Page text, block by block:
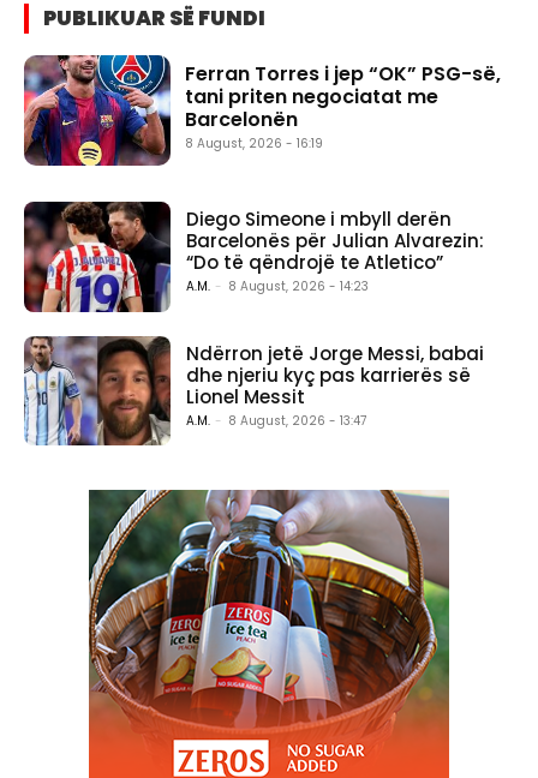
PUBLIKUAR SË FUNDI
Ferran Torres i jep “OK” PSG-së,
tani priten negociatat me
Barcelonën
8 August, 2026 - 16:19
Diego Simeone i mbyll derën
Barcelonës për Julian Alvarezin:
“Do të qëndrojë te Atletico”
A.M. - 8 August, 2026 - 14:23
Ndërron jetë Jorge Messi, babai
dhe njeriu kyç pas karrierës së
Lionel Messit
A.M. - 8 August, 2026 - 13:47